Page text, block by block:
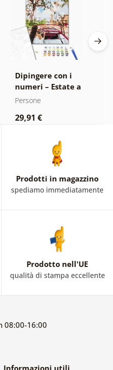
Dipingere con i
numeri – Estate a
Cuba
Persone
29,91 €
Prodotti in magazzino
spediamo immediatamente
Prodotto nell'UE
qualità di stampa eccellente
08:00-16:00